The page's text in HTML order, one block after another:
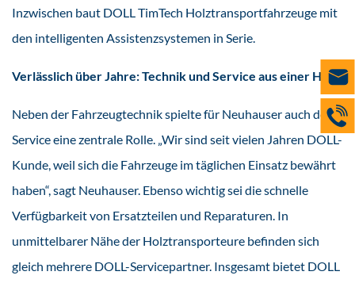
Inzwischen baut DOLL TimTech Holztransportfahrzeuge mit
den intelligenten Assistenzsystemen in Serie.
Verlässlich über Jahre: Technik und Service aus einer Hand
Neben der Fahrzeugtechnik spielte für Neuhauser auch der
Service eine zentrale Rolle. „Wir sind seit vielen Jahren DOLL-
Kunde, weil sich die Fahrzeuge im täglichen Einsatz bewährt
haben“, sagt Neuhauser. Ebenso wichtig sei die schnelle
Verfügbarkeit von Ersatzteilen und Reparaturen. In
unmittelbarer Nähe der Holztransporteure befinden sich
gleich mehrere DOLL-Servicepartner. Insgesamt bietet DOLL